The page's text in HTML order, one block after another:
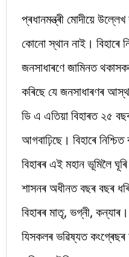
প্ৰধানমন্ত্ৰী মোদীয়ে
কোনো স্থান নাই। বিহাৰে
জনসাধাৰণে জামিনত
কৰিছে যে জনসাধাৰণৰ
ডি এ এতিয়া বিহাৰত ২৫
আগবাঢ়িছে। বিহাৰে
বিহাৰৰ এই মহান ভূমিলৈ
শাসনৰ অধীনত বছৰ বছৰ
বিহাৰৰ মাতৃ, ভগ্নী,
যিসকলৰ ভৱিষ্যত